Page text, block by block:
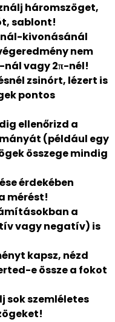
háromszöget,
sablont!
kivonásánál
nem
nál vagy 2π-nél!
zsinórt, lézert is
pontos
ellenőrizd a
(például egy
összege mindig
érdekében
mérést!
a
vagy negatív) is
kapsz, nézd
e össze a fokot
sok szemléletes